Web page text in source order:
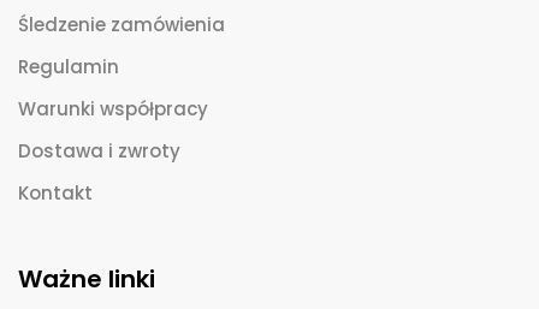
Śledzenie zamówienia
Regulamin
Warunki współpracy
Dostawa i zwroty
Kontakt
Ważne linki